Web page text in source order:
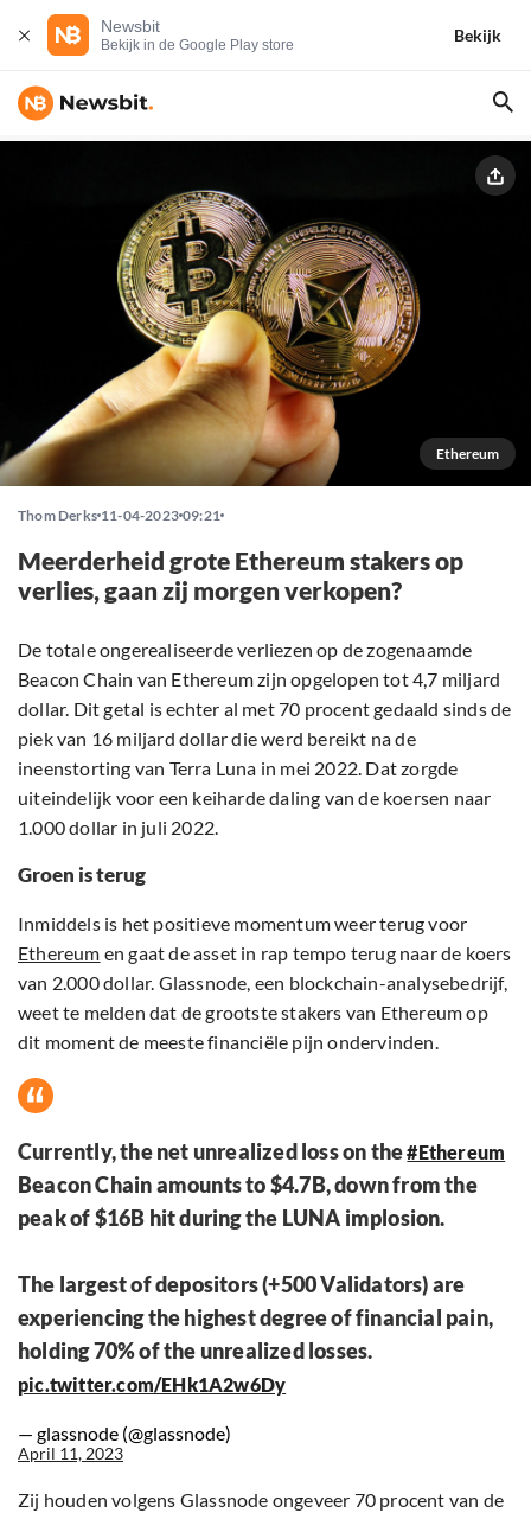
Newsbit
Bekijk in de Google Play store
Bekijk
Ethereum
Thom Derks 11-04-2023 09:21
Meerderheid grote Ethereum stakers op
verlies, gaan zij morgen verkopen?
De totale ongerealiseerde verliezen op de zogenaamde
Beacon Chain van Ethereum zijn opgelopen tot 4,7 miljard
dollar. Dit getal is echter al met 70 procent gedaald sinds de
piek van 16 miljard dollar die werd bereikt na de
ineenstorting van Terra Luna in mei 2022. Dat zorgde
uiteindelijk voor een keiharde daling van de koersen naar
1.000 dollar in juli 2022.
Groen is terug
Inmiddels is het positieve momentum weer terug voor
Ethereum en gaat de asset in rap tempo terug naar de koers
van 2.000 dollar. Glassnode, een blockchain-analysebedrijf,
weet te melden dat de grootste stakers van Ethereum op
dit moment de meeste financiële pijn ondervinden.
Currently, the net unrealized loss on the#Ethereum
Beacon Chain amounts to $4.7B, down from the
peak of $16B hit during the LUNA implosion.
The largest of depositors (+500 Validators) are
experiencing the highest degree of financial pain,
holding 70% of the unrealized losses.
pic.twitter.com/EHk1A2w6Dy
— glassnode (@glassnode)
April 11, 2023
Zij houden volgens Glassnode ongeveer 70 procent van de